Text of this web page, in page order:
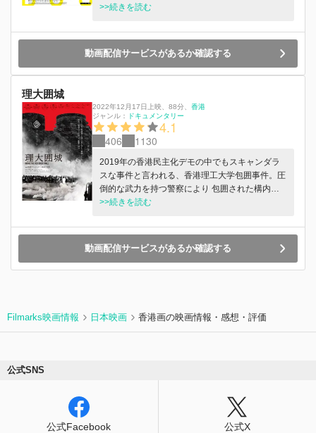
を選ぶ「真の普通選挙」を求めて若者が街を占拠
官たちからの浴びせられる催涙弾に皆が雨傘を手
に抵抗し、僕はカメラを手にデモに向かった。そ
こで映画の主人公となる仲間たち、大学生のレイ
チェル、ラッキー、仕事が終わってからデモに駆
港の街が占拠され、路上にはテント村ができ、自
習室ではラッキーの英語無料教室が開かれた。テ
ントをたて、水を運び、そして夜は一緒にマット
争いになると「これが民主主義」だと、皆で笑い
あう。こんな香港を見るのははじめてだった。香
港に暮らす「普通」の僕たちが、「香港人」とし
て「香港の未来」を探した79日間の記録――。当
間たちと過ごした、未来のための備忘録。
>>続きを読む
動画配信サービスがあるか確認する
理大囲城
2022年12月17日上映 88分
香港
ジャンル：
ドキュメンタリー
4.1
406 1130
2019年の香港民主化デモの中でもスキャンダラ
スな事件と言われる、香港理工大学包囲事件。圧
倒的な武力を持つ警察により 包囲された構内に
は、デモ参加者と学生が取り残され、逃亡犯条例
だした。 警察は兵糧攻めを決行し、支援者が救
援物資を運ぶことも、記者や救護班が入ることも
許さなかった。しかし匿名の監督「香港 ドキュ
メンタリー映画工作者」たちは、デモ参加者とし
キャンパスに留まっても、圧倒的な武力を持つ警
察に潰される恐怖、脱出しても逮捕されるかもし
まるで香港が置かれている状況に重なってい
>>続きを読む
動画配信サービスがあるか確認する
Filmarks映画情報 日本映画 香港画の映画情報・感想・評価
公式SNS
公式Facebook 公式X